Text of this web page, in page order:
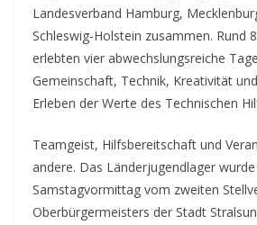
Landesverband Hamburg,
Schleswig-Holstein zusammen. Rund
erlebten vier abwechslungsreiche
Gemeinschaft, Technik, Kreativität
Erleben der Werte des Technischen
Teamgeist, Hilfsbereitschaft und
andere. Das Länderjugendlager
Samstagvormittag vom zweiten
Oberbürgermeisters der Stadt